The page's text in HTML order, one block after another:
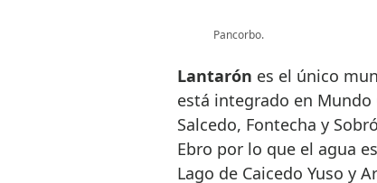
Pancorbo.
Lantarón es el único
está integrado en
Salcedo, Fontecha y
Ebro por lo que el agua
Lago de Caicedo Yuso y